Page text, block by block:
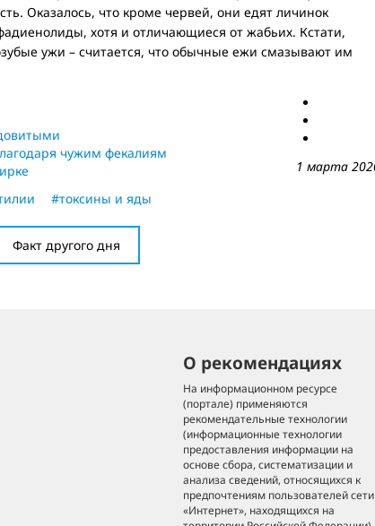
Оказалось, что кроме червей, они едят личинок
хотя и отличающиеся от жабьих. Кстати,
ужи – считается, что обычные ежи смазывают им
1 марта
чужим фекалиям
#токсины и яды
Факт другого дня
О рекомендациях
На информационном ресурсе
(портале) применяются
рекомендательные технологии
(информационные технологии
предоставления информации на
основе сбора, систематизации и
анализа сведений, относящихся к
предпочтениям пользователей сети
«Интернет», находящихся на